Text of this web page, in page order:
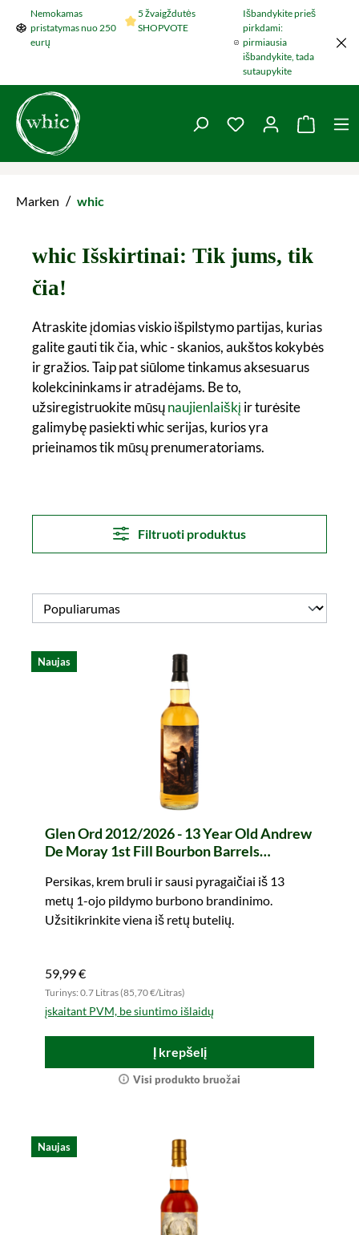
Šokti į pagrindinį turinį
Nemokamas
pristatymas nuo 250
eurų
5 žvaigždutės
SHOPVOTE
Išbandykite prieš
pirkdami:
pirmiausia
išbandykite, tada
sutaupykite
You have 0 wishlist
Marken / whic
whic Išskirtinai: Tik jums, tik
čia!
Atraskite įdomias viskio išpilstymo partijas, kurias
galite gauti tik čia, whic - skanios, aukštos kokybės
ir gražios. Taip pat siūlome tinkamus aksesuarus
kolekcininkams ir atradėjams. Be to,
užsiregistruokite mūsųnaujienlaiškį ir turėsite
galimybę pasiekti whic serijas, kurios yra
prieinamos tik mūsų prenumeratoriams.
Filtruoti produktus
Naujas
Glen Ord 2012/2026 - 13 Year Old Andrew
De Moray 1st Fill Bourbon Barrels
(whic)
Persikas, krem bruli ir sausi pyragaičiai iš 13
metų 1-ojo pildymo burbono brandinimo.
Užsitikrinkite viena iš retų butelių.
59,99 €
Turinys: 0.7 Litras (85,70 €/Litras)
įskaitant PVM, be siuntimo išlaidų
Į krepšelį
Visi produkto bruožai
Naujas